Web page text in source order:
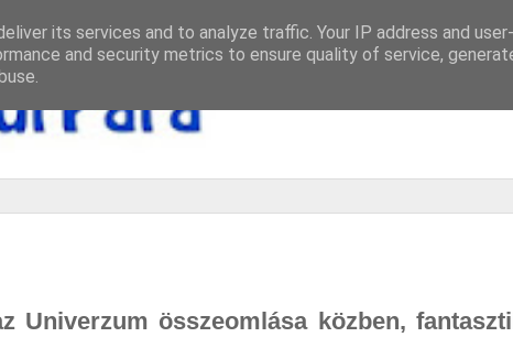
Univerzum összeomlása közben,
its services and to analyze traffic. Your IP address and
and security metrics to ensure quality of service,